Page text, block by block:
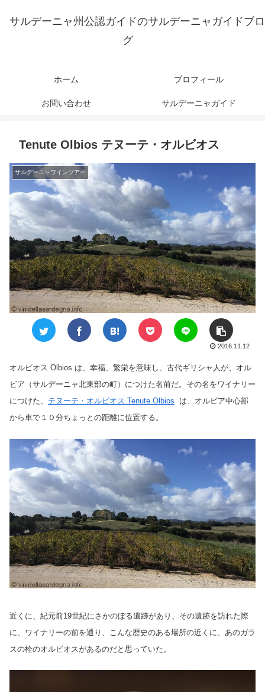
サルデーニャ州公認ガイドのサルデーニャガイドブロ
グ
ホーム プロフィール
お問い合わせ サルデーニャガイド
Tenute Olbios テヌーテ・オルビオス
サルデーニャワインツアー
2016.11.12
オルビオス Olbios は、幸福、繁栄を意味し、古代ギリシャ人が、オル
ビア（サルデーニャ北東部の町）につけた名前だ。その名をワイナリー
につけた、 テヌーテ・オルビオス Tenute Olbios は、オルビア中心部
から車で１０分ちょっとの距離に位置する。
近くに、紀元前19世紀にさかのぼる遺跡があり、その遺跡を訪れた際
に、ワイナリーの前を通り、こんな歴史のある場所の近くに、あのガラ
スの栓のオルビオスがあるのだと思っていた。